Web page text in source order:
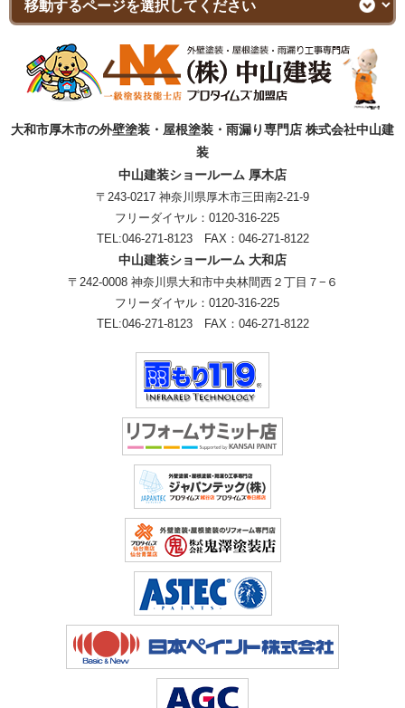
大和市厚木市の外壁塗装・屋根塗装・雨漏り専門店 株式会社中山建
装
中山建装ショールーム 厚木店
〒243-0217 神奈川県厚木市三田南2-21-9
フリーダイヤル： 0120-316-225
TEL:046-271-8123 FAX：046-271-8122
中山建装ショールーム 大和店
〒242-0008 神奈川県大和市中央林間西２丁目７−６
フリーダイヤル： 0120-316-225
TEL:046-271-8123 FAX：046-271-8122